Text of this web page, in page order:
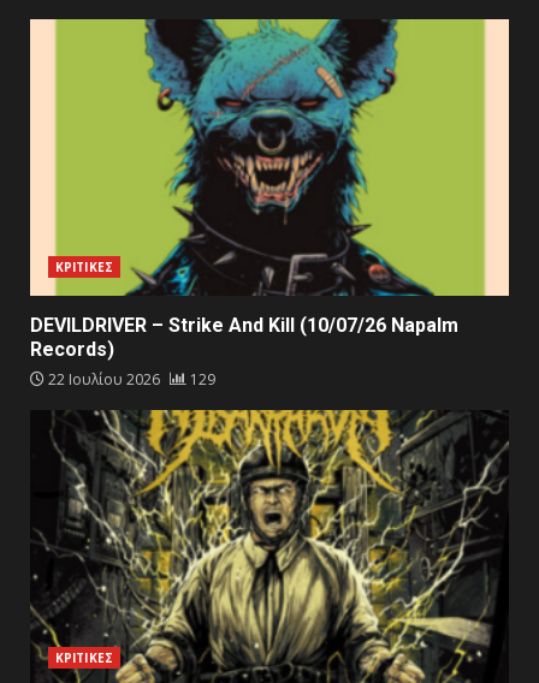
ΚΡΙΤΙΚΕΣ
DEVILDRIVER – Strike And Kill (10/07/26 Napalm
Records)
22 Ιουλίου 2026 129
ΚΡΙΤΙΚΕΣ